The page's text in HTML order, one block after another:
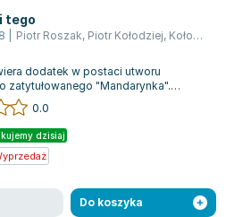
tego
Piotr Roszak, Piotr Kołodziej, Kołodziejczak Piotr
dodatek w postaci utworu
zatytułowanego "Mandarynka".
się na Anecie, której
0.0
dzisiaj
Do koszyka